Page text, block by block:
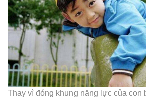
Thay vì đóng khung năng lực của con